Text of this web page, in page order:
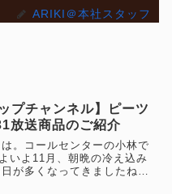
ARIKI＠本社スタッフ
プチャンネル】ピーツ
放送商品のご紹介
は。コールセンターの小林で
いよ11月、朝晩の冷え込み
が多くなってきましたね。